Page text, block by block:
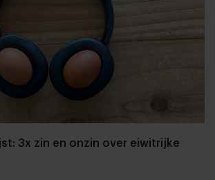
3x zin en onzin over eiwitrijke